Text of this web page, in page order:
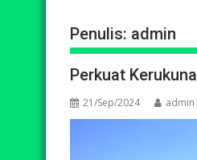
Penulis: admin
Perkuat
21/Sep/2024 admin